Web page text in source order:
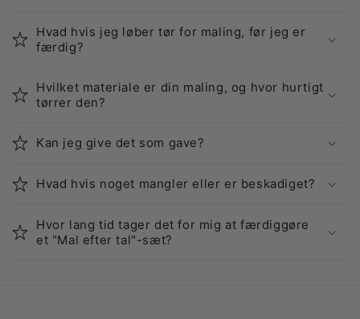
Hvad hvis jeg løber tør for maling, før jeg er
færdig?
Hvilket materiale er din maling, og hvor hurtigt
tørrer den?
Kan jeg give det som gave?
Hvad hvis noget mangler eller er beskadiget?
Hvor lang tid tager det for mig at færdiggøre
et "Mal efter tal"-sæt?